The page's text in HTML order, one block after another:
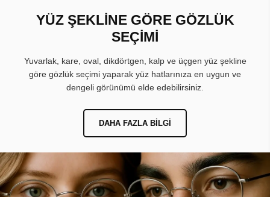
YÜZ ŞEKLİNE GÖRE GÖZLÜK
SEÇİMİ
Yuvarlak, kare, oval, dikdörtgen, kalp ve üçgen yüz şekline
göre gözlük seçimi yaparak yüz hatlarınıza en uygun ve
dengeli görünümü elde edebilirsiniz.
DAHA FAZLA BILGI